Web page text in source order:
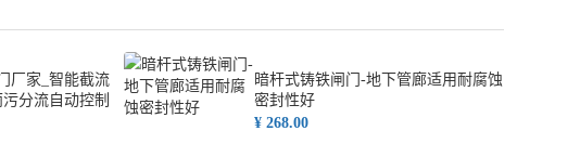
标。以下对工
安装难点及验
同类工程参
经验，对工程背景、材料选型、测试
方案及工艺有助于维持进行梳理，供
同类工程参考。说明：本文所述方案
厂家_智能截流
分流自动控制
暗杆式铸铁闸门-地下管廊适用耐腐蚀
密封性好
¥ 268.00